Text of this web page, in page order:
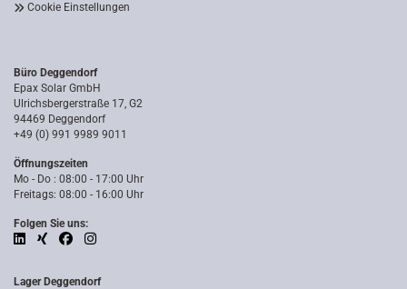
Cookie Einstellungen
Büro Deggendorf
Epax Solar GmbH
Ulrichsbergerstraße 17, G2
94469 Deggendorf
+49 (0) 991 9989 9011
Öffnungszeiten
Mo - Do : 08:00 - 17:00 Uhr
Freitags: 08:00 - 16:00 Uhr
Folgen Sie uns:
Lager Deggendorf